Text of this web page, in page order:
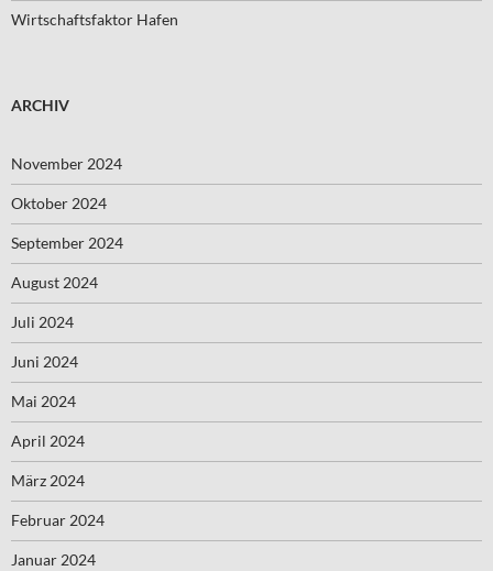
Wirtschaftsfaktor Hafen
ARCHIV
November 2024
Oktober 2024
September 2024
August 2024
Juli 2024
Juni 2024
Mai 2024
April 2024
März 2024
Februar 2024
Januar 2024